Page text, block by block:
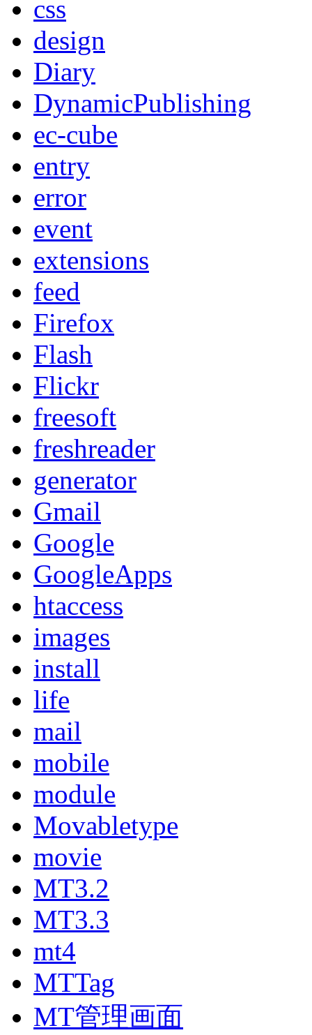
css
design
Diary
DynamicPublishing
ec-cube
entry
error
event
extensions
feed
Firefox
Flash
Flickr
freesoft
freshreader
generator
Gmail
Google
GoogleApps
htaccess
images
install
life
mail
mobile
module
Movabletype
movie
MT3.2
MT3.3
mt4
MTTag
MT管理画面